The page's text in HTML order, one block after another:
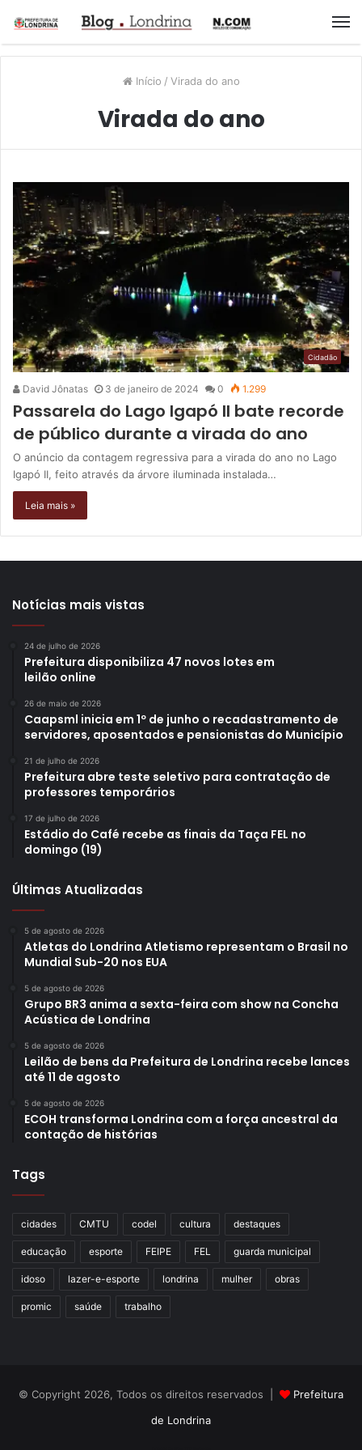
Início / Virada do ano
Virada do ano
Cidadão
David Jônatas 3 de janeiro de 2024 0 1.299
Passarela do Lago Igapó II bate recorde
de público durante a virada do ano
O anúncio da contagem regressiva para a virada do ano no Lago
Igapó II, feito através da árvore iluminada instalada…
Leia mais »
Notícias mais vistas
24 de julho de 2026
Prefeitura disponibiliza 47 novos lotes em
leilão online
26 de maio de 2026
Caapsml inicia em 1º de junho o recadastramento de
servidores, aposentados e pensionistas do Município
21 de julho de 2026
Prefeitura abre teste seletivo para contratação de
professores temporários
17 de julho de 2026
Estádio do Café recebe as finais da Taça FEL no
domingo (19)
Últimas Atualizadas
5 de agosto de 2026
Atletas do Londrina Atletismo representam o Brasil no
Mundial Sub-20 nos EUA
5 de agosto de 2026
Grupo BR3 anima a sexta-feira com show na Concha
Acústica de Londrina
5 de agosto de 2026
Leilão de bens da Prefeitura de Londrina recebe lances
até 11 de agosto
5 de agosto de 2026
ECOH transforma Londrina com a força ancestral da
contação de histórias
Tags
cidades CMTU codel cultura destaques
educação esporte FEIPE FEL guarda municipal
idoso lazer-e-esporte londrina mulher obras
promic saúde trabalho
© Copyright 2026, Todos os direitos reservados |
Prefeitura
de Londrina